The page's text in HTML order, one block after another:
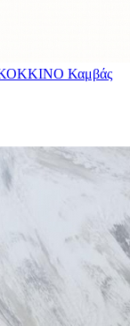
Καμβάς